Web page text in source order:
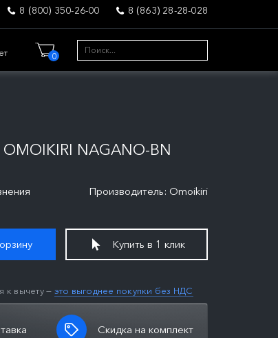
8 (800) 350-26-00 8 (863) 28-28-028
0
NAGANO-BN
Производитель: Omoikiri
к вычету — это выгоднее покупки без НДС
Купить в 1 клик
Скидка на комплект